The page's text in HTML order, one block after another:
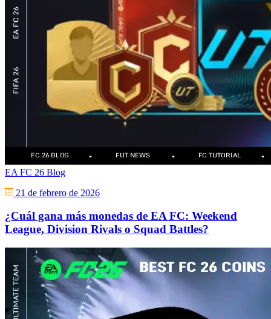
EA FC 26 Blog
21 de febrero de 2026
¿Cuál gana más monedas de EA FC: Weekend
League, Division Rivals o Squad Battles?